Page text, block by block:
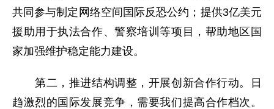
共同参与制定网络空间国际反恐公约；提供3亿美元
援助用于执法合作、警察培训等项目，帮助地区国
家加强维护稳定能力建设。
第二，推进结构调整，开展创新合作行动。日
趋激烈的国际发展竞争，需要我们提高合作档次。